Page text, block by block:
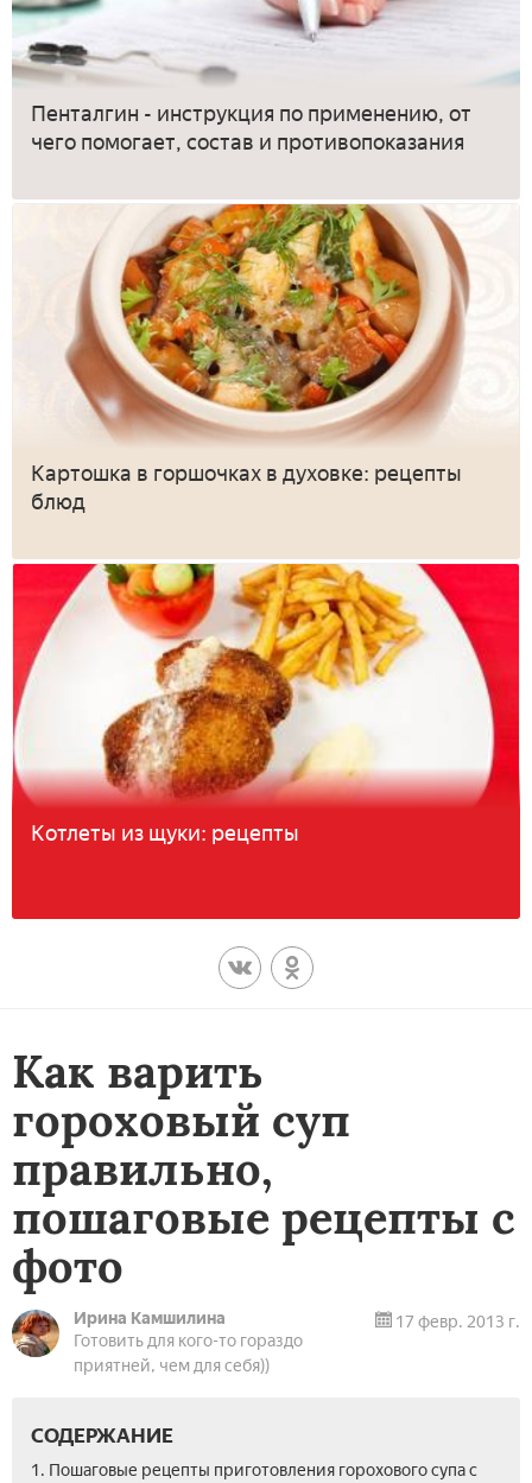
Пенталгин - инструкция по применению, от
чего помогает, состав и противопоказания
Картошка в горшочках в духовке: рецепты
блюд
Котлеты из щуки: рецепты
Как варить
гороховый суп
правильно,
пошаговые рецепты с
фото
Ирина Камшилина
Готовить для кого-то гораздо
приятней, чем для себя))
17 февр. 2013 г.
СОДЕРЖАНИЕ
1. Пошаговые рецепты приготовления горохового супа с